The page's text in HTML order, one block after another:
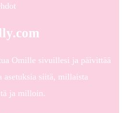
Omille sivuillesi ja päivittää
asetuksia siitä, millaista
ja milloin.